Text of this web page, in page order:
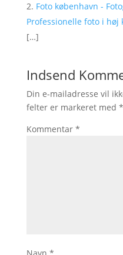
Foto københavn -
Professionelle foto i høj
[…]
Indsend
Din e-mailadresse vil
felter er markeret med *
Kommentar *